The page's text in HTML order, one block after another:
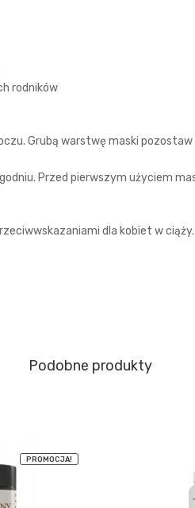
rodników
Grubą warstwę maski
Przed pierwszym użyciem
dla kobiet w ciąży.
Podobne produkty
PROMOCJA!